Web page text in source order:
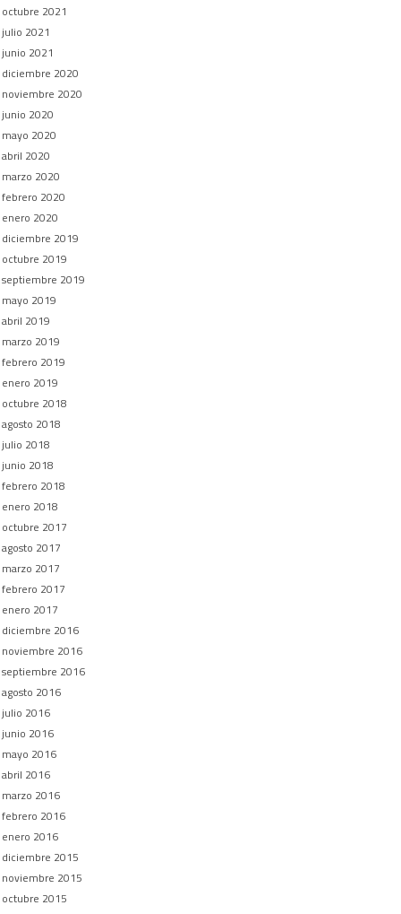
octubre 2021
julio 2021
junio 2021
diciembre 2020
noviembre 2020
junio 2020
mayo 2020
abril 2020
marzo 2020
febrero 2020
enero 2020
diciembre 2019
octubre 2019
septiembre 2019
mayo 2019
abril 2019
marzo 2019
febrero 2019
enero 2019
octubre 2018
agosto 2018
julio 2018
junio 2018
febrero 2018
enero 2018
octubre 2017
agosto 2017
marzo 2017
febrero 2017
enero 2017
diciembre 2016
noviembre 2016
septiembre 2016
agosto 2016
julio 2016
junio 2016
mayo 2016
abril 2016
marzo 2016
febrero 2016
enero 2016
diciembre 2015
noviembre 2015
octubre 2015